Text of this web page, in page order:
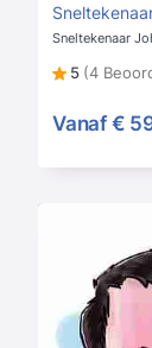
Sneltekenaar
5 (4
Vanaf €